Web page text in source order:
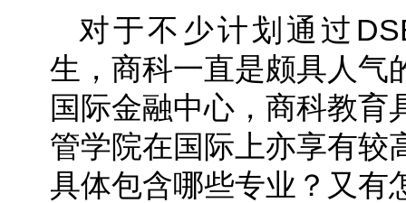
对于不少计划通过
生，商科一直是颇具人气
国际金融中心，商科教育
管学院在国际上亦享有较
具体包含哪些专业？又有